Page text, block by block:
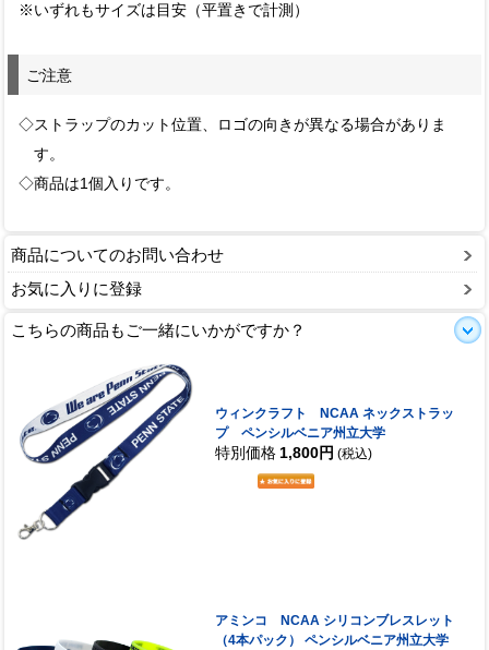
※いずれもサイズは目安（平置きで計測）
ご注意
◇ストラップのカット位置、ロゴの向きが異なる場合がありま
す。
◇商品は1個入りです。
商品についてのお問い合わせ
お気に入りに登録
こちらの商品もご一緒にいかがですか？
ウィンクラフト NCAA ネックストラッ
プ ペンシルベニア州立大学
特別価格 1,800円 (税込)
アミンコ NCAA シリコンブレスレット
（4本パック） ペンシルベニア州立大学